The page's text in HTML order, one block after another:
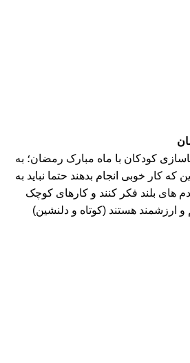
کودکان با ماه مبارک رمضان؛ به
که کار خوبی انجام بدهند حتما نباید به
های بلند فکر کنند و کارهای کوچک
هستند (کوتاه و دلنشین)